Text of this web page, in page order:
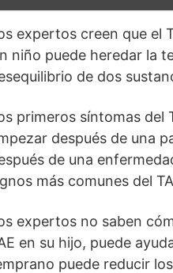
expertos creen que el
niño puede heredar la
de dos
primeros síntomas del
después de una
de una
más comunes del
expertos no saben
en su hijo, puede
puede reducir